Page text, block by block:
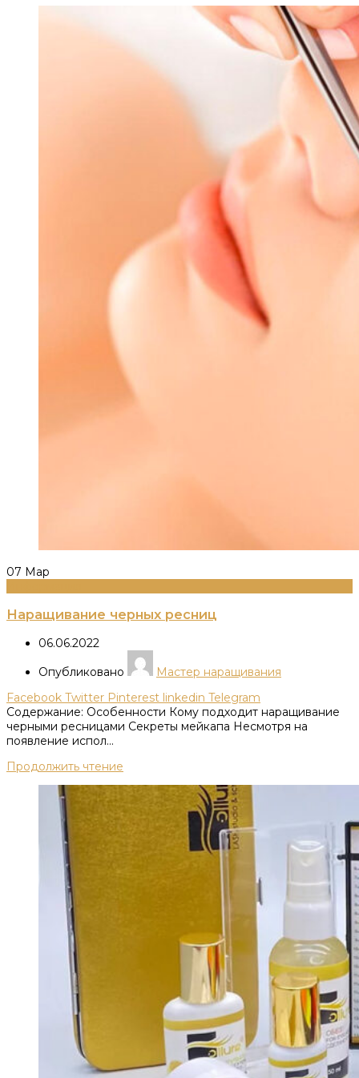
07 Мар
Наращивание черных ресниц
06.06.2022
Опубликовано
Мастер наращивания
Facebook Twitter Pinterest linkedin Telegram
Содержание: Особенности Кому подходит наращивание
черными ресницами Секреты мейкапа Несмотря на
появление испол...
Продолжить чтение